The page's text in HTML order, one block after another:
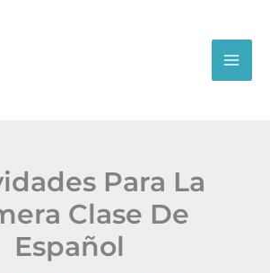
Para La
Clase De
Español